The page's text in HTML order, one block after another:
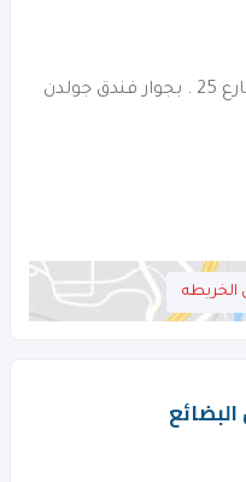
مركز رافع شارع 25 . بجوار فندق جولدن
الخريطه